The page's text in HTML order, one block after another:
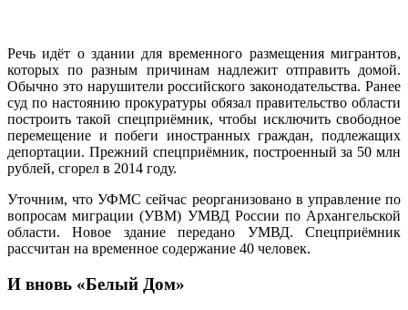
Речь идёт о здании для временного размещения мигрантов,
которых по разным причинам надлежит отправить домой.
Обычно это нарушители российского законодательства. Ранее
суд по настоянию прокуратуры обязал правительство области
построить такой спецприёмник, чтобы исключить свободное
перемещение и побеги иностранных граждан, подлежащих
депортации. Прежний спецприёмник, построенный за 50 млн
рублей, сгорел в 2014 году.
Уточним, что УФМС сейчас реорганизовано в управление по
вопросам миграции (УВМ) УМВД России по Архангельской
области. Новое здание передано УМВД. Спецприёмник
рассчитан на временное содержание 40 человек.
И вновь «Белый Дом»